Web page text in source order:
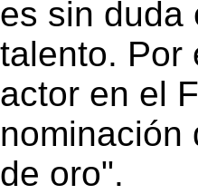
es sin duda
talento. Por
actor en el
nominación
de oro".